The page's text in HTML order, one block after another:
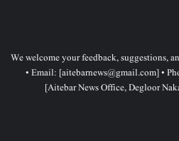
We welcome your feedback, suggestions,
• Email: [aitebarnews@gmail.com] •
[Aitebar News Office, Degloor